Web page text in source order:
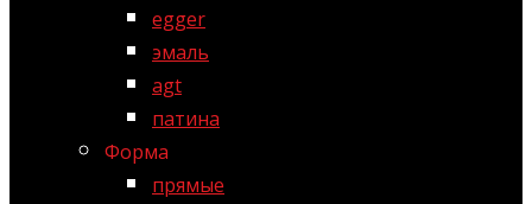
egger
эмаль
agt
патина
Форма
прямые